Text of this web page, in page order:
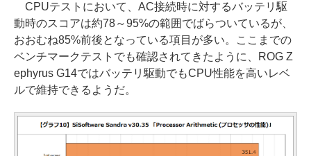
CPUテストにおいて、AC接続時に対するバッテリ駆
動時のスコアは約78～95%の範囲でばらついているが、
おおむね85%前後となっている項目が多い。ここまでの
ベンチマークテストでも確認されてきたように、ROG Z
ephyrus G14ではバッテリ駆動でもCPU性能を高いレベ
ルで維持できるようだ。